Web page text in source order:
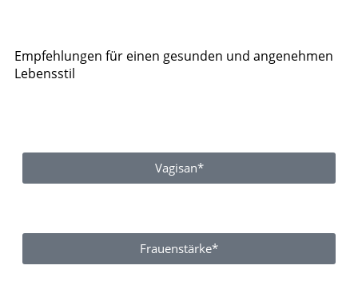
Empfehlungen für einen gesunden und angenehmen
Lebensstil
Vagisan*
Frauenstärke*